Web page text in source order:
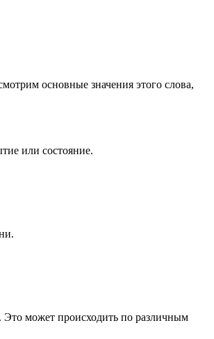
основные значения этого слова,
или состояние.
Это может происходить по различным